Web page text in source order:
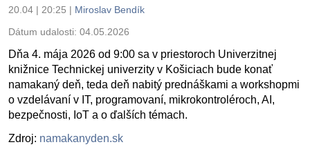
20.04 | 20:25 | Miroslav Bendík
Dátum udalosti: 04.05.2026
Dňa 4. mája 2026 od 9:00 sa v priestoroch Univerzitnej
knižnice Technickej univerzity v Košiciach bude konať
namakaný deň, teda deň nabitý prednáškami a workshopmi
o vzdelávaní v IT, programovaní, mikrokontroléroch, AI,
bezpečnosti, IoT a o ďalších témach.
Zdroj: namakanyden.sk